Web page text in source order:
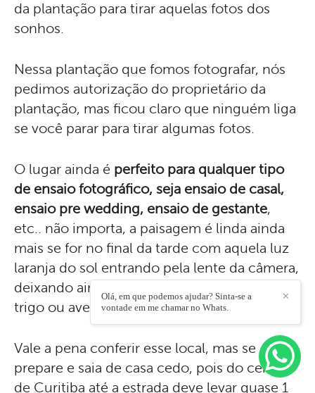
da plantação para tirar aquelas fotos dos
sonhos.
Nessa plantação que fomos fotografar, nós
pedimos autorização do proprietário da
plantação, mas ficou claro que ninguém liga
se você parar para tirar algumas fotos.
O lugar ainda é perfeito para qualquer tipo
de ensaio fotográfico, seja ensaio de casal,
ensaio pre wedding, ensaio de gestante,
etc.. não importa, a paisagem é linda ainda
mais se for no final da tarde com aquela luz
laranja do sol entrando pela lente da câmera,
deixando ainda mais dourada a plantação de
trigo ou aveia, hehehehe..
Vale a pena conferir esse local, mas se
prepare e saia de casa cedo, pois do centro
de Curitiba até a estrada deve levar quase 1
✕
Olá, em que podemos ajudar? Sinta-se a
vontade em me chamar no Whats.